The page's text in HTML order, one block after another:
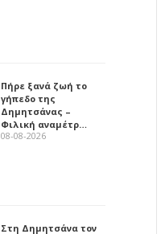
Πήρε ξανά ζωή το
γήπεδο της
Δημητσάνας –
Φιλική αναμέτρ…
08-08-2026
Στη Δημητσάνα τον